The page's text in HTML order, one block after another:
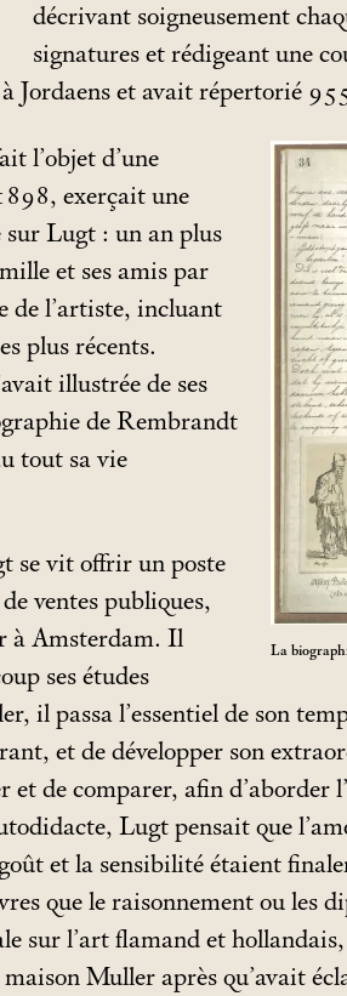
décrivant soigneusement
signatures et rédigeant une
Jordaens et avait répertorié
La
l’objet d’une
exerçait une
Lugt : un an plus
et ses amis par
de l’artiste, incluant
plus récents.
illustrée de ses
de Rembrandt
tout sa vie
se vit offrir un poste
ventes publiques,
à Amsterdam. Il
ses études
il passa l’essentiel de son
et de développer son
et de comparer, afin
Lugt pensait que
et la sensibilité étaient
que le raisonnement ou les
sur l’art flamand et
Muller après qu’avait